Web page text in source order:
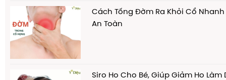
Cách Tống Đờm Ra Khỏi Cổ
An Toàn
Siro Ho Cho Bé, Giúp Giảm Ho Làm